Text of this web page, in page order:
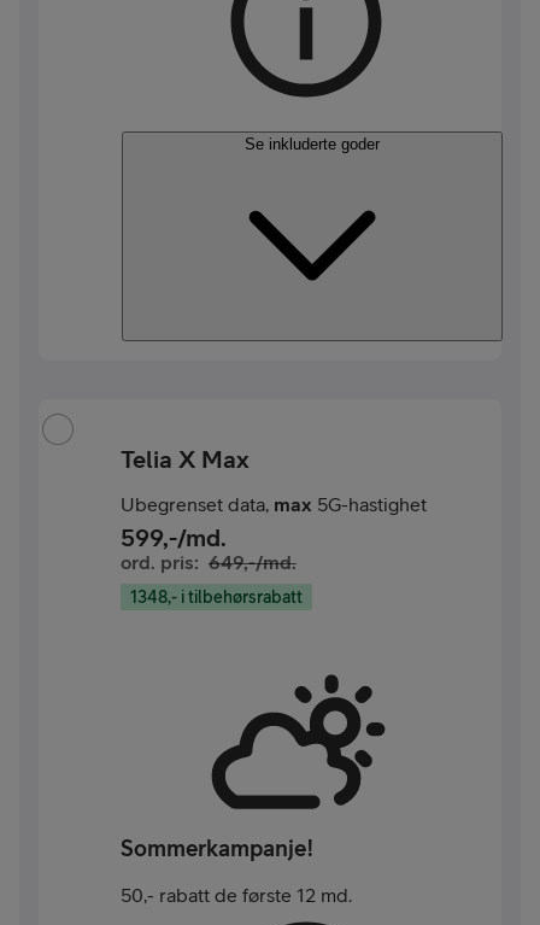
Se inkluderte goder
Telia X Max
Ubegrenset data, max 5G-hastighet
599,-/md.
ord. pris: 649,-/md.
1348,- i tilbehørsrabatt
Sommerkampanje!
50,- rabatt de første 12 md.